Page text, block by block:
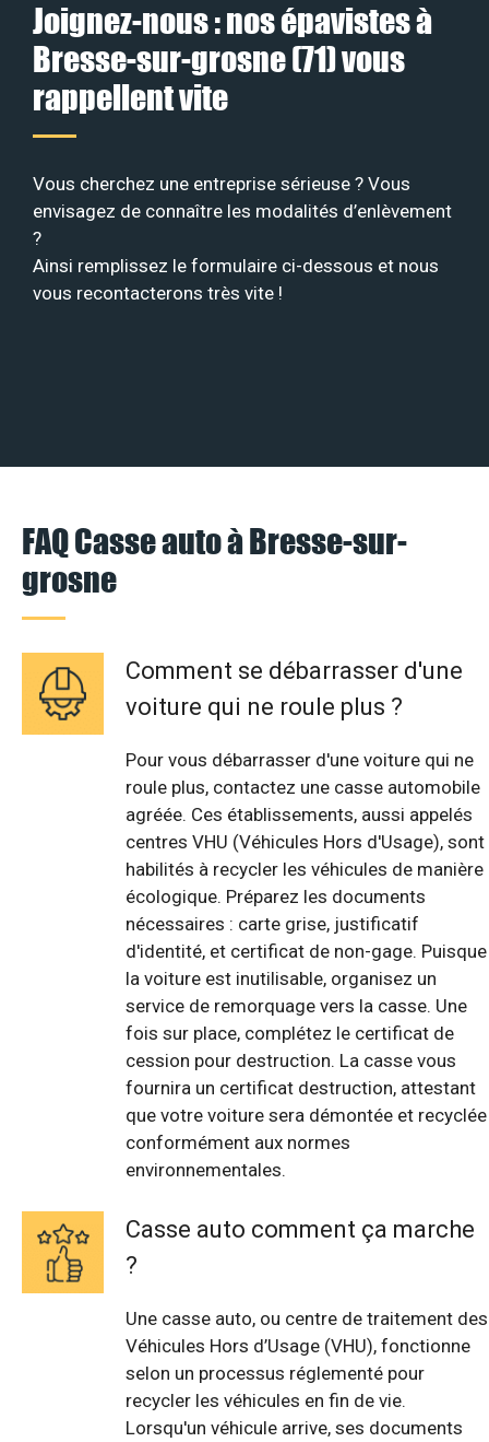
Joignez-nous : nos épavistes à
Bresse-sur-grosne (71) vous
rappellent vite
Vous cherchez une entreprise sérieuse ? Vous
envisagez de connaître les modalités d’enlèvement
?
Ainsi remplissez le formulaire ci-dessous et nous
vous recontacterons très vite !
FAQ Casse auto à Bresse-sur-
grosne
Comment se débarrasser d'une
voiture qui ne roule plus ?
Pour vous débarrasser d'une voiture qui ne
roule plus, contactez une casse automobile
agréée. Ces établissements, aussi appelés
centres VHU (Véhicules Hors d'Usage), sont
habilités à recycler les véhicules de manière
écologique. Préparez les documents
nécessaires : carte grise, justificatif
d'identité, et certificat de non-gage. Puisque
la voiture est inutilisable, organisez un
service de remorquage vers la casse. Une
fois sur place, complétez le certificat de
cession pour destruction. La casse vous
fournira un certificat destruction, attestant
que votre voiture sera démontée et recyclée
conformément aux normes
environnementales.
Casse auto comment ça marche
?
Une casse auto, ou centre de traitement des
Véhicules Hors d’Usage (VHU), fonctionne
selon un processus réglementé pour
recycler les véhicules en fin de vie.
Lorsqu'un véhicule arrive, ses documents